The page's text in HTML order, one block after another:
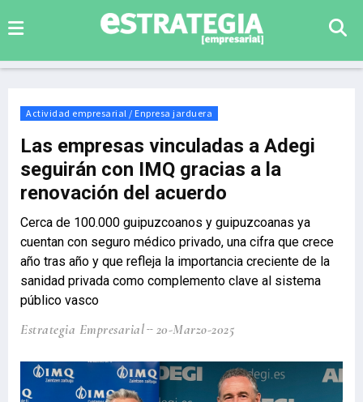
Actividad empresarial / Enpresa jarduera
Las empresas vinculadas a Adegi
seguirán con IMQ gracias a la
renovación del acuerdo
Cerca de 100.000 guipuzcoanos y guipuzcoanas ya
cuentan con seguro médico privado, una cifra que crece
año tras año y que refleja la importancia creciente de la
sanidad privada como complemento clave al sistema
público vasco
Estrategia Empresarial 20-Marzo-2025